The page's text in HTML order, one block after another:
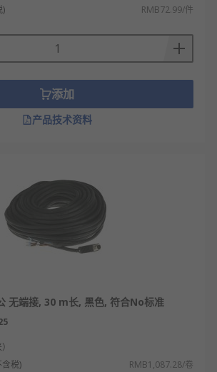
) RMB72.99/件
添加
产品技术资料
无端接, 30 m长, 黑色, 符合No标准
含税) RMB1,087.28/卷